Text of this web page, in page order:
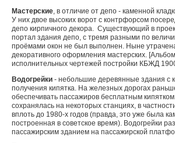
Мастерские, в отличие от депо - каменной
У них двое высоких ворот с контрфорсом
депо кирпичного декора. Существующий в
портал здания депо, с тремя разными по
проёмами окон не был выполнен. Ныне
декоративного оформления мастерских.
исполнительных чертежей постройки КБЖД
Водогрейки - небольшие деревянные здания с
получения кипятка. На железных дорогах
обеспечивать пассажиров бесплатным
сохранялась на некоторых станциях, в
вплоть до 1980-х годов (правда, это уже была
построенная в советское время). Водогрейки
пассажирским зданием на пассажирской